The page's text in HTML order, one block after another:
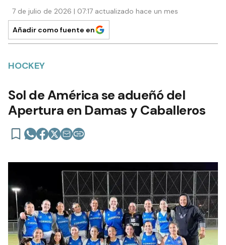
7 de julio de 2026 | 07:17 actualizado hace un mes
Añadir como fuente en
HOCKEY
Sol de América se adueñó del
Apertura en Damas y Caballeros